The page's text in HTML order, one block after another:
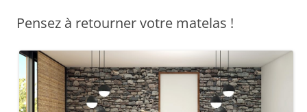
Pensez à retourner votre matelas !